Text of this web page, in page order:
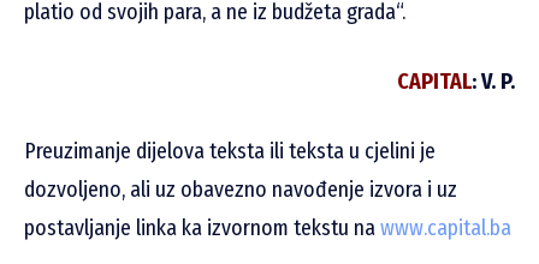
platio od svojih para, a ne iz budžeta grada“.
CAPITAL: V. P.
Preuzimanje dijelova teksta ili teksta u cjelini je
dozvoljeno, ali uz obavezno navođenje izvora i uz
postavljanje linka ka izvornom tekstu nawww.capital.ba